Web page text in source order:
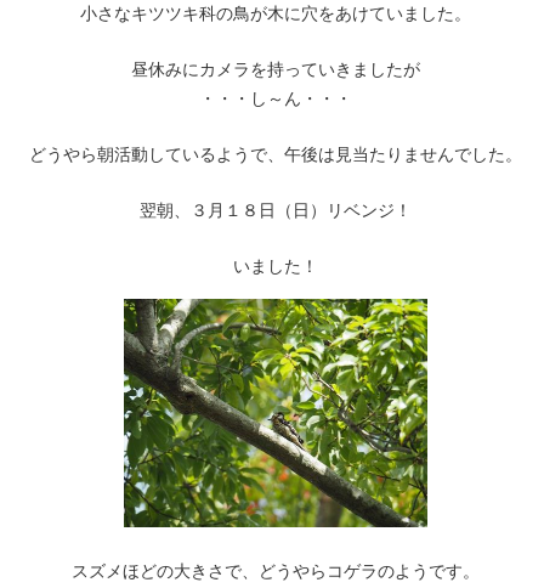
小さなキツツキ科の鳥が木に穴をあけていました。
昼休みにカメラを持っていきましたが
・・・し～ん・・・
どうやら朝活動しているようで、午後は見当たりませんでした。
翌朝、３月１８日（日）リベンジ！
いました！
スズメほどの大きさで、どうやらコゲラのようです。